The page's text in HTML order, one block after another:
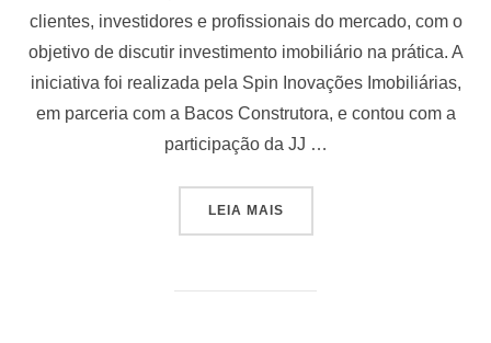
clientes, investidores e profissionais do mercado, com o
objetivo de discutir investimento imobiliário na prática. A
iniciativa foi realizada pela Spin Inovações Imobiliárias,
em parceria com a Bacos Construtora, e contou com a
participação da JJ …
LEIA MAIS“EVENTO DISCUTE